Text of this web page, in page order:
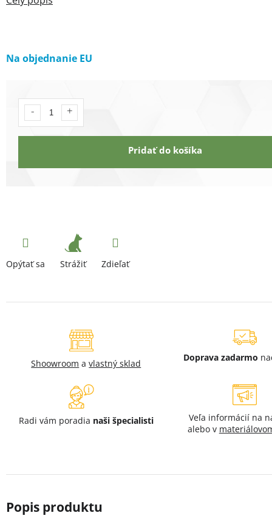
Na objednanie EU
Pridať do košíka
Opýtať sa Strážiť Zdieľať
Shoowroom avlastný sklad
Doprava zadarmo
Radi vám poradia naši špecialisti
Veľa informácií na
alebo v